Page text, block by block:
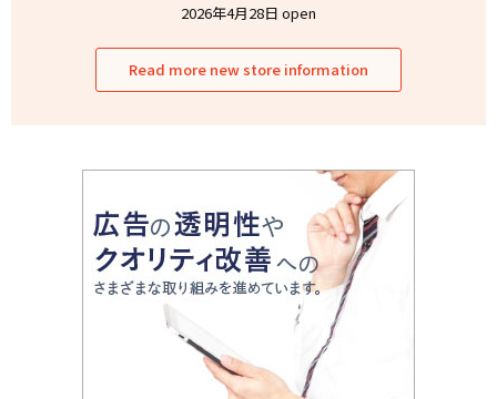
2026年4月28日 open
Read more new store information